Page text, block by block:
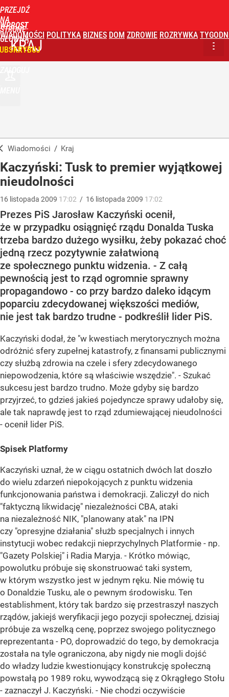
PRZEJDŹ
NA
STRONĘ
GŁÓWNĄ
WPROST
WIADOMOŚCI POLITYKA BIZNES DOM ZDROWIE ROZRYWKA
KRAJ
Wiadomości / Kraj
Kaczyński: Tusk to premier wyjątkowej
nieudolności
16 listopada 2009 17:02 / 16 listopada 2009 17:02
Prezes PiS Jarosław Kaczyński ocenił,
że w przypadku osiągnięć rządu Donalda Tuska
trzeba bardzo dużego wysiłku, żeby pokazać choć
jedną rzecz pozytywnie załatwioną
ze społecznego punktu widzenia. - Z całą
pewnością jest to rząd ogromnie sprawny
propagandowo - co przy bardzo daleko idącym
poparciu zdecydowanej większości mediów,
nie jest tak bardzo trudne - podkreślił lider PiS.
Kaczyński dodał, że "w kwestiach merytorycznych można
odróżnić sfery zupełnej katastrofy, z finansami publicznymi
czy służbą zdrowia na czele i sfery zdecydowanego
niepowodzenia, które są właściwie wszędzie". - Szukać
sukcesu jest bardzo trudno. Może gdyby się bardzo
przyjrzeć, to gdzieś jakieś pojedyncze sprawy udałoby się,
ale tak naprawdę jest to rząd zdumiewającej nieudolności
- ocenił lider PiS.
Spisek Platformy
Kaczyński uznał, że w ciągu ostatnich dwóch lat doszło
do wielu zdarzeń niepokojących z punktu widzenia
funkcjonowania państwa i demokracji. Zaliczył do nich
"faktyczną likwidację" niezależności CBA, ataki
na niezależność NIK, "planowany atak" na IPN
czy "opresyjne działania" służb specjalnych i innych
instytucji wobec redakcji nieprzychylnych Platformie - np.
"Gazety Polskiej" i Radia Maryja. - Krótko mówiąc,
powolutku próbuje się skonstruować taki system,
w którym wszystko jest w jednym ręku. Nie mówię tu
o Donaldzie Tusku, ale o pewnym środowisku. Ten
establishment, który tak bardzo się przestraszył naszych
rządów, jakiejś weryfikacji jego pozycji społecznej, dzisiaj
próbuje za wszelką cenę, poprzez swojego politycznego
reprezentanta - PO, doprowadzić do tego, by demokracja
została na tyle ograniczona, aby nigdy nie mogli dojść
do władzy ludzie kwestionujący konstrukcję społeczną
powstałą po 1989 roku, wywodzącą się z Okrągłego Stołu
- zaznaczył J. Kaczyński. - Nie chodzi oczywiście